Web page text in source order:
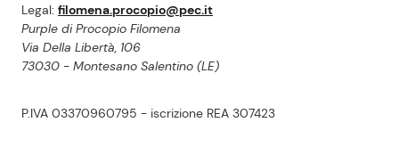
Legal: filomena.procopio@pec.it
Purple di Procopio Filomena
Via Della Libertà, 106
73030 - Montesano Salentino (LE)
P.IVA 03370960795 - iscrizione REA 307423